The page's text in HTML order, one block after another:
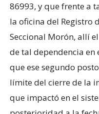
86993, y que frente a
la oficina del Registro
Seccional Morón, allí
de tal dependencia en
que ese segundo
límite del cierre de la
que impactó en el